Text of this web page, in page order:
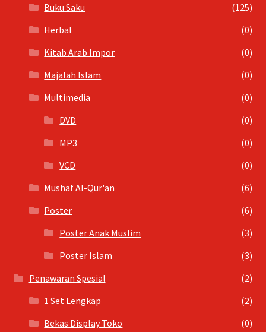
Buku Saku
(125)
Herbal
(0)
Kitab Arab Impor
(0)
Majalah Islam
(0)
Multimedia
(0)
DVD
(0)
MP3
(0)
VCD
(0)
Mushaf Al-Qur'an
(6)
Poster
(6)
Poster Anak Muslim
(3)
Poster Islam
(3)
Penawaran Spesial
(2)
1 Set Lengkap
(2)
Bekas Display Toko
(0)